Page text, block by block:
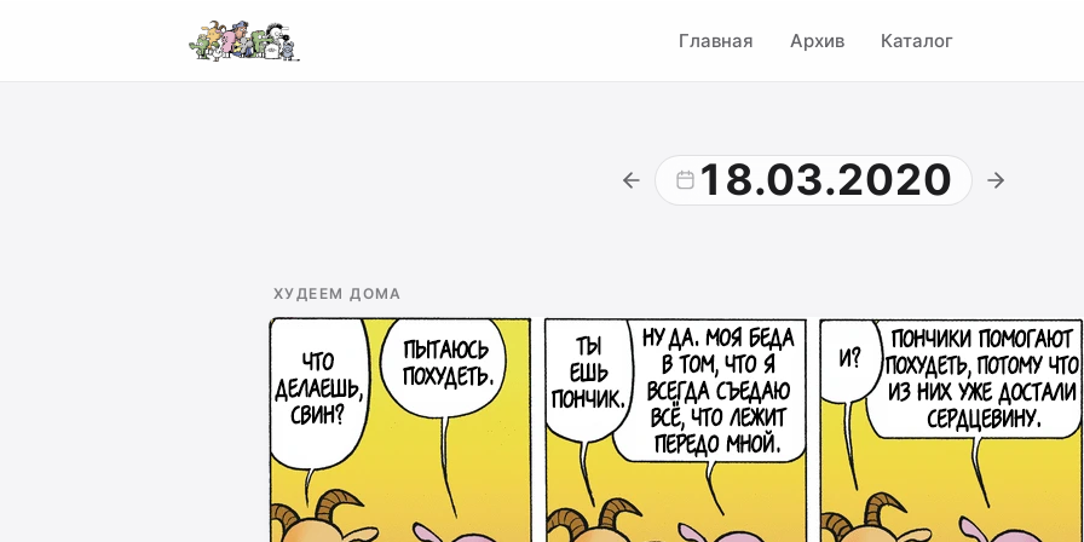
Главная Архив Каталог
18.03.2020
ХУДЕЕМ ДОМА